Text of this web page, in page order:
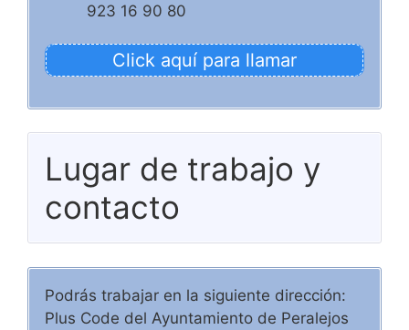
923 16 90 80
Click aquí para llamar
Lugar de trabajo y
contacto
Podrás trabajar en la siguiente dirección:
Plus Code del Ayuntamiento de Peralejos